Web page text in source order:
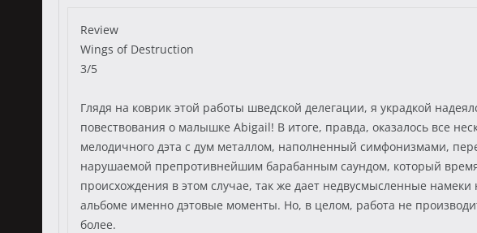
Review
Wings of Destruction
3/5
Глядя на коврик этой работы шведской делегации, я украдкой
повествования о малышке Abigail! В итоге, правда, оказалось все
мелодичного дэта с дум металлом, наполненный симфонизмами,
нарушаемой препротивнейшим барабанным саундом, который
происхождения в этом случае, так же дает недвусмысленные
альбоме именно дэтовые моменты. Но, в целом, работа не
более.